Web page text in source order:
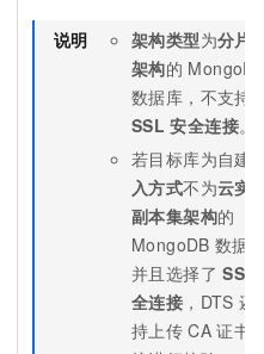
说明 架构类型为分片
架构的
数据库，不支持
SSL 安全连接。
若目标库为自建
入方式不为云实
副本集架构的
MongoDB 数据
并且选择了 SSL
全连接 ，DTS 还
持上传 CA 证书